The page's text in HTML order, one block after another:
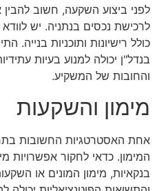
לפני ביצוע השקעה, חשוב
לרכישת נכסים בנתניה. יש
כולל רישיונות ותוכניות בנייה.
בנדל"ן יכולה למנוע בעיות
והחובות של המשקיע.
מימון והשקעות
אחת האסטרטגיות החשובות
המימון. כדאי לחקור אפשרויות
בנקאיות, מימון המונים או